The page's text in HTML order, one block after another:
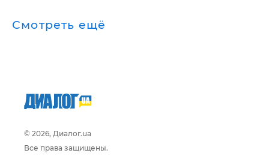
Смотреть ещё
© 2026, Диалог.ua
Все права защищены.